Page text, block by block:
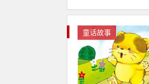
童话故事